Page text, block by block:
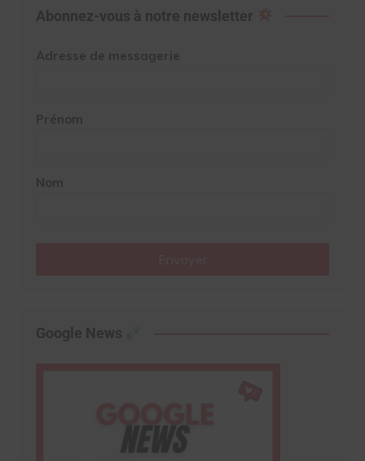
Abonnez-vous à notre newsletter
Adresse de messagerie
Prénom
Nom
Google News